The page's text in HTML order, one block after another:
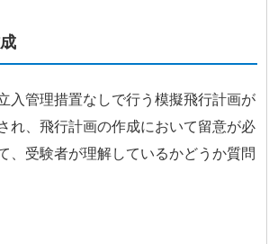
入管理措置なしで行う模擬飛行計画が
れ、飛行計画の作成において留意が必
、受験者が理解しているかどうか質問